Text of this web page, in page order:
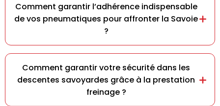
Comment garantir l’adhérence indispensable
de vos pneumatiques pour affronter la Savoie
?
Comment garantir votre sécurité dans les
descentes savoyardes grâce à la prestation
freinage ?